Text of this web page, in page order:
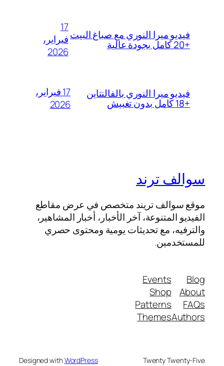
فيديو ميرا النوري مع صباغ البيت
+20 كامل بجودة عالية
17
فبراير،
2026
فيديو ميرا النوري بالفالنتاين
+18 كامل بدون تغبيش
17 فبراير،
2026
سوالف ترند
موقع سوالف تريند متخصص في عرض مقاطع
الفيديو المتنوعة، آخر الأخبار، أخبار المشاهير،
والترفيه، مع تحديثات يومية ومحتوى حصري
للمستخدمين.
Blog
About
FAQs
Authors
Events
Shop
Patterns
Themes
Twenty Twenty-Five
Designed withWordPress